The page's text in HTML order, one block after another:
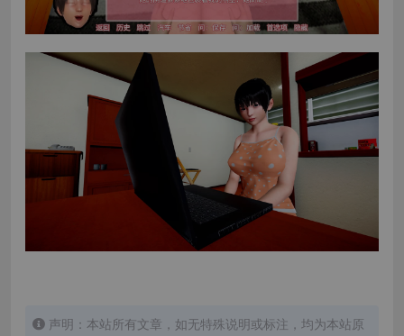
声明：本站所有文章，如无特殊说明或标注，均为本站原